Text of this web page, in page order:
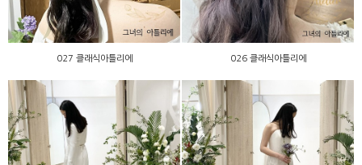
027 클래식아틀리에 026 클래식아틀리에